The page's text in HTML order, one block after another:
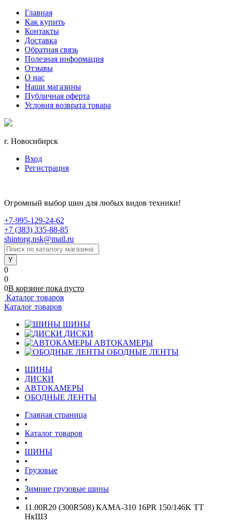
Главная
Как купить
Контакты
Доставка
Обратная связь
Полезная информация
Отзывы
О нас
Наши магазины
Публичная оферта
Условия возврата товара
г. Новосибирск
Вход
Регистрация
Огромный выбор шин для любых видов техники!
+7-995-129-24-62
+7 (383) 335-88-85
shintorg.nsk@mail.ru
0
0
0В корзине пока пусто
Каталог товаров
Каталог товаров
ШИНЫ
ДИСКИ
АВТОКАМЕРЫ
ОБОДНЫЕ ЛЕНТЫ
ШИНЫ
ДИСКИ
АВТОКАМЕРЫ
ОБОДНЫЕ ЛЕНТЫ
Главная страница
•
Каталог товаров
•
ШИНЫ
•
Грузовые
•
Зимние грузовые шины
•
11.00R20 (300R508) КАМА-310 16PR 150/146K TT
НкШЗ